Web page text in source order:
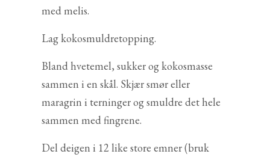
med melis.
Lag kokosmuldretopping.
Bland hvetemel, sukker og kokosmasse
sammen i en skål. Skjær smør eller
maragrin i terninger og smuldre det hele
sammen med fingrene.
Del deigen i 12 like store emner (bruk